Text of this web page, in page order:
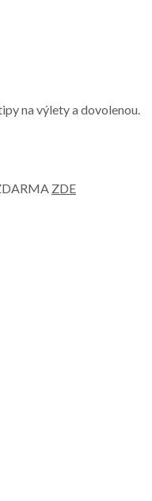
na výlety a dovolenou.
ZDE